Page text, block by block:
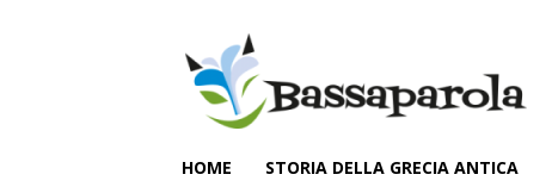
HOME STORIA DELLA GRECIA ANTICA